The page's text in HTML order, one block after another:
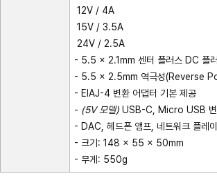
12V / 4A
15V / 3.5A
24V / 2.5A
- 5.5 × 2.1mm 센터 플러스 DC 플
- 5.5 × 2.5mm 역극성(Reverse
- EIAJ-4 변환 어댑터 기본 제공
- (5V 모델) USB-C, Micro USB 변
- DAC, 헤드폰 앰프, 네트워크 플레
- 크기: 148 × 55 × 50mm
- 무게: 550g